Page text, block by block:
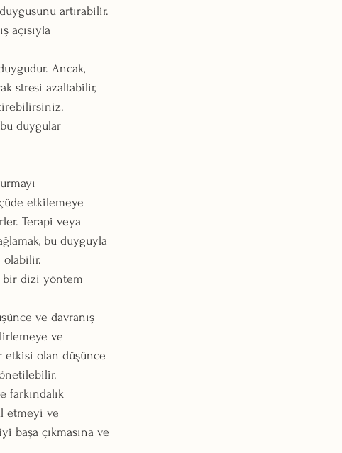
artırabilir.
açısıyla
Ancak,
stresi azaltabilir,
duygular
etkilemeye
Terapi veya
bu duyguyla
olabilir.
bir dizi yöntem
ve davranış
ve
etkisi olan düşünce
farkındalık
etmeyi ve
başa çıkmasına ve